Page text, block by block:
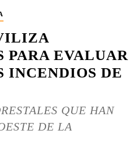
PARA EVALUAR
INCENDIOS DE
QUE HAN
DE LA